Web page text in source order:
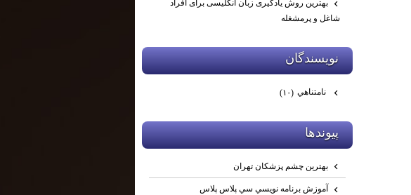
بهترین روش یادگیری زبان انگلیسی برای افراد
شاغل و پرمشغله
نويسندگان
نامتناهي (۱۰)
پيوندها
بهترين چشم پزشكان تهران
آموزش برنامه نويسي سي پلاس پلاس